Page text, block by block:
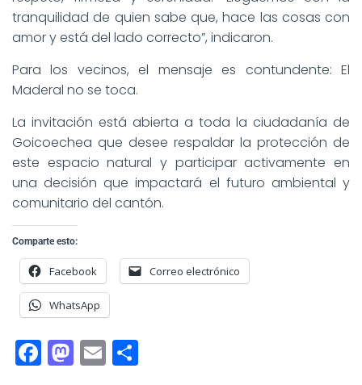
tranquilidad de quien sabe que, hace las cosas con
amor y está del lado correcto”, indicaron.
Para los vecinos, el mensaje es contundente: El
Maderal no se toca.
La invitación está abierta a toda la ciudadanía de
Goicoechea que desee respaldar la protección de
este espacio natural y participar activamente en
una decisión que impactará el futuro ambiental y
comunitario del cantón.
Comparte esto:
Facebook Correo electrónico
WhatsApp
F M E